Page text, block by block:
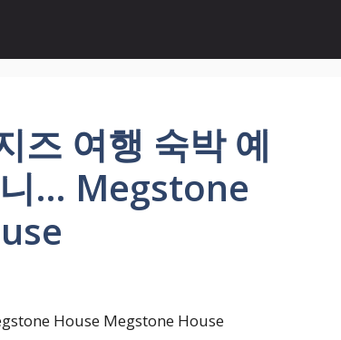
즈 여행 숙박 예
니… Megstone
House Megstone House